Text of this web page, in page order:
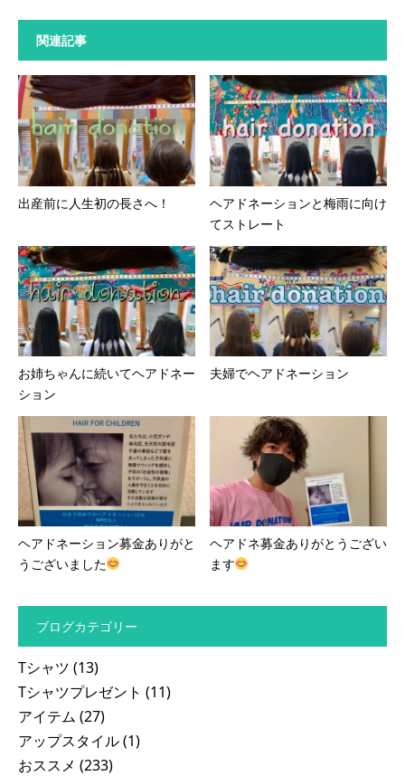
関連記事
出産前に人生初の長さへ！
ヘアドネーションと梅雨に向け
てストレート
お姉ちゃんに続いてヘアドネー
ション
夫婦でヘアドネーション
ヘアドネーション募金ありがと
うございました
ヘアドネ募金ありがとうござい
ます
ブログカテゴリー
Tシャツ (13)
Tシャツプレゼント (11)
アイテム (27)
アップスタイル(1)
おススメ (233)